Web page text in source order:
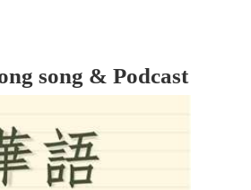
song & Podcast